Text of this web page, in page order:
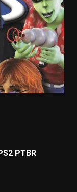
PTBR